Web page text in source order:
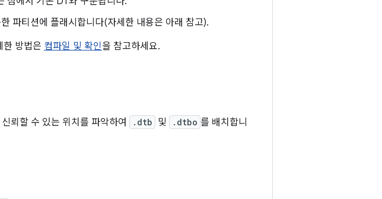
파티션에 플래시합니다(자세한 내용은 아래 참고).
한 방법은 컴파일 및 확인을 참고하세요.
뢰할 수 있는 위치를 파악하여 .dtb 및 .dtbo 를 배치합니